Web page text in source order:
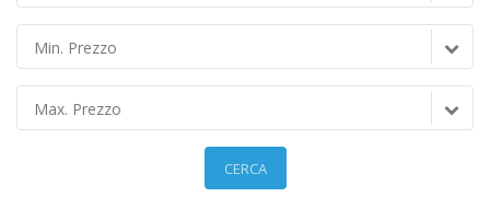
Min. Prezzo
Max. Prezzo
CERCA